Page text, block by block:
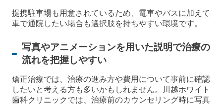
提携駐車場も用意されているため、電車やバスに加えて
車で通院したい場合も選択肢を持ちやすい環境です。
写真やアニメーションを用いた説明で治療の
流れを把握しやすい
矯正治療では、治療の進み方や費用について事前に確認
したいと考える方も多いかもしれません。川越ホワイト
歯科クリニックでは、治療前のカウンセリング時に写真